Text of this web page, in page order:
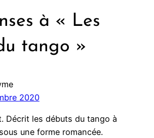
à « Les
tango »
2020
Décrit les débuts du tango à
une forme romancée.